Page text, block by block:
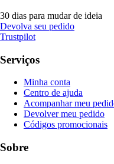
30 dias para mudar de ideia
Devolva seu pedido
Trustpilot
Serviços
Minha conta
Centro de ajuda
Acompanhar meu
Devolver meu pedido
Códigos promocionais
Sobre